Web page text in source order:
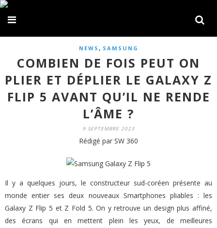
NEWS , SAMSUNG
COMBIEN DE FOIS PEUT ON
PLIER ET DÉPLIER LE GALAXY Z
FLIP 5 AVANT QU’IL NE RENDE
L’ÂME ?
9 SEPTEMBRE 2023
Rédigé par SW 360
Il y a quelques jours, le constructeur sud-coréen présente au
monde entier ses deux nouveaux Smartphones pliables : les
Galaxy Z Flip 5 et Z Fold 5. On y retrouve un design plus affiné,
des écrans qui en mettent plein les yeux, de meilleures